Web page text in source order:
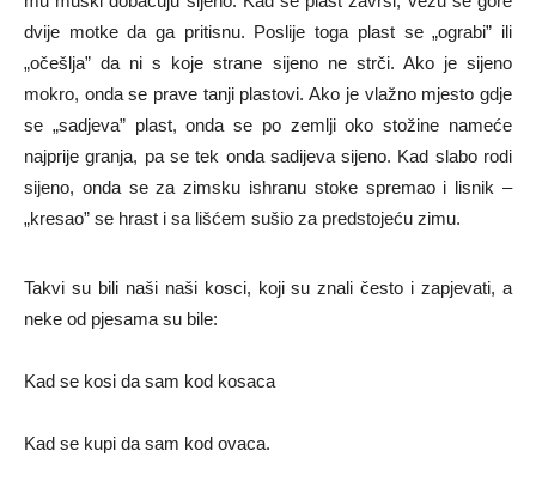
dvije motke da ga pritisnu. Poslije toga plast se „ograbi” ili
„očešlja” da ni s koje strane sijeno ne strči. Ako je sijeno
mokro, onda se prave tanji plastovi. Ako je vlažno mjesto gdje
se „sadjeva” plast, onda se po zemlji oko stožine nameće
najprije granja, pa se tek onda sadijeva sijeno. Kad slabo rodi
sijeno, onda se za zimsku ishranu stoke spremao i lisnik –
„kresao” se hrast i sa lišćem sušio za predstojeću zimu.
Takvi su bili naši naši kosci, koji su znali često i zapjevati, a
neke od pjesama su bile:
Kad se kosi da sam kod kosaca
Kad se kupi da sam kod ovaca.